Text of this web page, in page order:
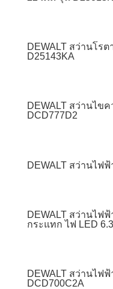
DEWALT สว่านโร
D25143KA
DEWALT สว่านไข
DCD777D2
DEWALT สว่านไฟ
DEWALT สว่านไฟฟ้
กระแทก ไฟ LED
DEWALT สว่านไฟ
DCD700C2A